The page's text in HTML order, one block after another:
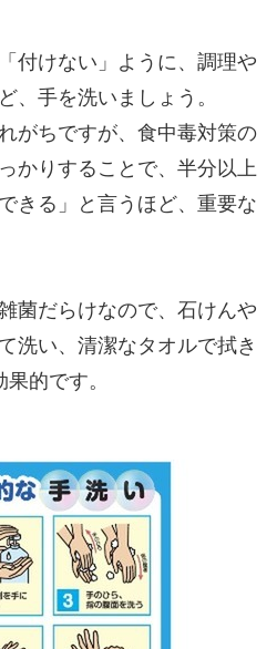
付けない」ように、調理や
、手を洗いましょう。
がちですが、食中毒対策の
かりすることで、半分以上
きる」と言うほど、重要な
菌だらけなので、石けんや
洗い、清潔なタオルで拭き
的です。